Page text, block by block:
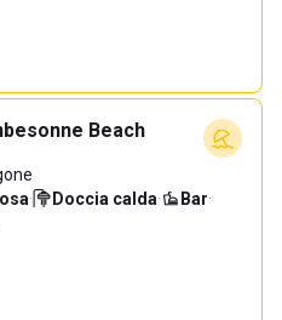
Beach
· Doccia calda· Bar·